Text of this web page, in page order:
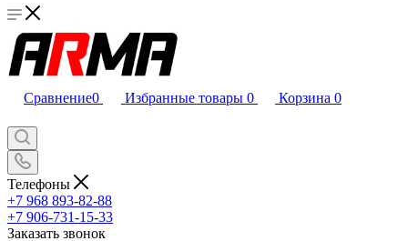
Сравнение0 Избранные товары 0 Корзина 0
Телефоны
+7 968 893-82-88
+7 906-731-15-33
Заказать звонок